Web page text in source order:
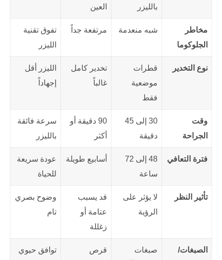
بالليزر
العين
مخاطر
الجلوكوما
شبه منعدمة مرتفعة جداً
تفوق تقنية
الليزر
نوع التخدير
قطرات
موضعية
فقط
تخدير كامل
غالباً
الليزر أقل
إجهاداً
وقت
الجراحة
30 إلى 45
دقيقة
90 دقيقة أو
أكثر
سرعة فائقة
بالليزر
فترة التعافي
48 إلى 72
ساعة
أسابيع طويلة
عودة سريعة
للحياة
تأثير النظر
لا يؤثر على
الرؤية
قد يسبب
عتامة أو
زغللة
وضوح بصري
تام
الصبغات/
صبغات
قرص
توافق حيوي